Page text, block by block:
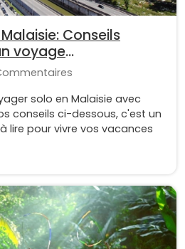
Conseils
voyage
solo en Malaisie avec
conseils ci-dessous, c'est un
lire pour vivre vos vacances